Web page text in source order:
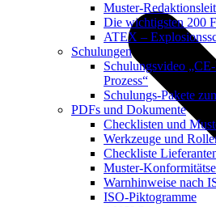
Muster-
Die wichtigsten 200
ATEX –
Schulungen
Schulungsvideo
Prozess“
Schulungs-Pakete
PDFs und Dokumente
Checklisten und
Werkzeuge und
Checkliste
Muster-
Warnhinweise nach
ISO-Piktogramme